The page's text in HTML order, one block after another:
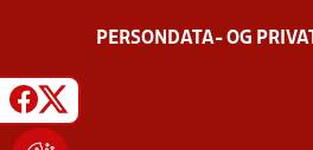
PERSONDATA- OG